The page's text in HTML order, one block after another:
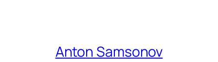
Anton Samsonov